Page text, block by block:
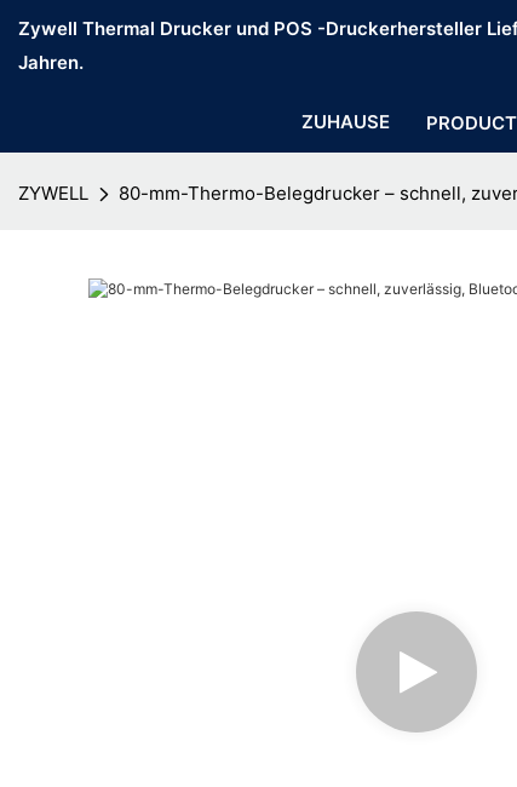
Zywell Thermal Drucker und POS -Druckerhersteller
Jahren.
ZUHAUSE
ZYWELL 80-mm-Thermo-Belegdrucker – schnell,